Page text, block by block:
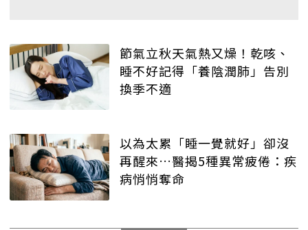
節氣立秋天氣熱又燥！乾咳、
睡不好記得「養陰潤肺」告別
換季不適
以為太累「睡一覺就好」卻沒
再醒來…醫揭5種異常疲倦：疾
病悄悄奪命